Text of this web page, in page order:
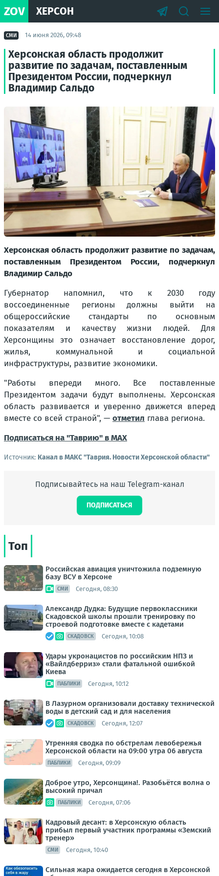
ZOV ХЕРСОН
СМИ 14 июня 2026, 09:48
Херсонская область продолжит
развитие по задачам, поставленным
Президентом России, подчеркнул
Владимир Сальдо
Херсонская область продолжит развитие по задачам,
поставленным Президентом России, подчеркнул
Владимир Сальдо
Губернатор напомнил, что к 2030 году
воссоединенные регионы должны выйти на
общероссийские стандарты по основным
показателям и качеству жизни людей. Для
Херсонщины это означает восстановление дорог,
жилья, коммунальной и социальной
инфраструктуры, развитие экономики.
"Работы впереди много. Все поставленные
Президентом задачи будут выполнены. Херсонская
область развивается и уверенно движется вперед
вместе со всей страной", — отметил глава региона.
Подписаться на "Таврию" в MAX
Источник: Канал в МАКС "Таврия. Новости Херсонской области"
Подписывайтесь на наш Telegram-канал
ПОДПИСАТЬСЯ
Топ
Российская авиация уничтожила подземную
базу ВСУ в Херсоне
СМИ Сегодня, 08:30
Александр Дудка: Будущие первоклассники
Скадовской школы прошли тренировку по
строевой подготовке вместе с кадетами
СКАДОВСК Сегодня, 10:08
Удары укронацистов по российским НПЗ и
«Вайлдберриз» стали фатальной ошибкой
Киева
ПАБЛИКИ Сегодня, 10:12
В Лазурном организовали доставку технической
воды в детский сад и для населения
СКАДОВСК Сегодня, 12:07
Утренняя сводка по обстрелам левобережья
Херсонской области на 09:00 утра 06 августа
ПАБЛИКИ Сегодня, 09:09
Доброе утро, Херсонщина!. Разобьётся волна о
высокий причал
ПАБЛИКИ Сегодня, 07:06
Кадровый десант: в Херсонскую область
прибыл первый участник программы «Земский
тренер»
СМИ Сегодня, 10:40
Сильная жара ожидается сегодня в Херсонской